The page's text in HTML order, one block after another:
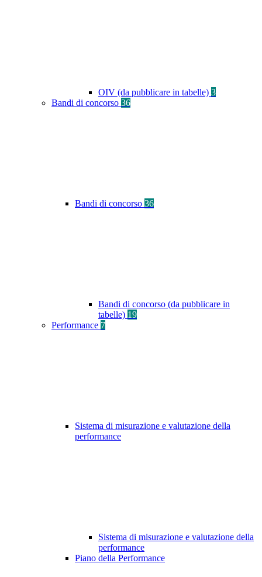
OIV (da pubblicare in tabelle) 3
Bandi di concorso 36
Bandi di concorso 36
Bandi di concorso (da pubblicare in
tabelle) 19
Performance 7
Sistema di misurazione e valutazione della
performance
Sistema di misurazione e valutazione della
performance
Piano della Performance